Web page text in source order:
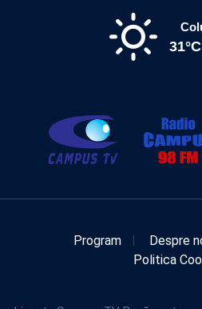
31°C
Program Despre
Politica